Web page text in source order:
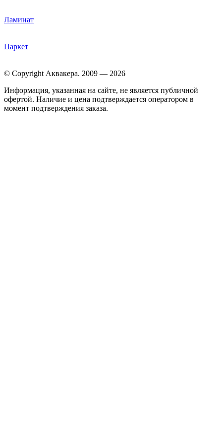
Ламинат
Паркет
© Copyright Аквакера. 2009 — 2026
Информация, указанная на сайте, не является публичной
офертой. Наличие и цена подтверждается оператором в
момент подтверждения заказа.